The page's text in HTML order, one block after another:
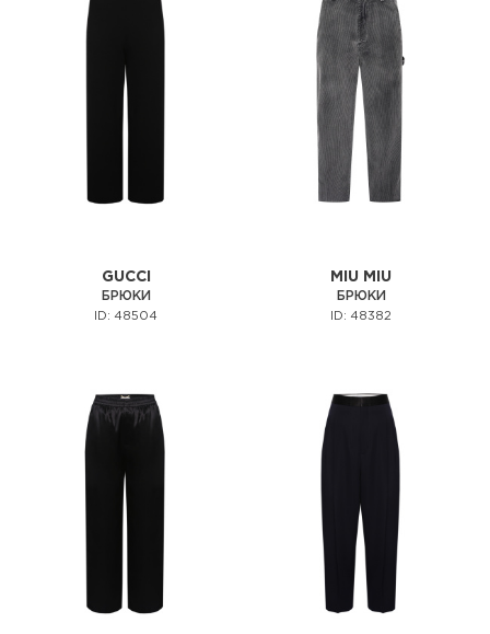
GUCCI
БРЮКИ
ID: 48504
MIU MIU
БРЮКИ
ID: 48382